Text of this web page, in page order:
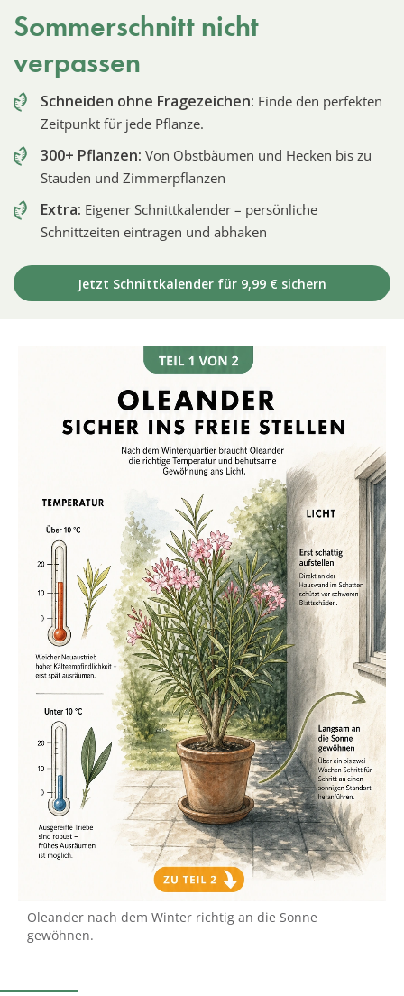
Sommerschnitt nicht
verpassen
Schneiden ohne Fragezeichen: Finde den perfekten
Zeitpunkt für jede Pflanze.
300+ Pflanzen: Von Obstbäumen und Hecken bis zu
Stauden und Zimmerpflanzen
Extra: Eigener Schnittkalender – persönliche
Schnittzeiten eintragen und abhaken
Jetzt Schnittkalender für 9,99 € sichern
Oleander nach dem Winter richtig an die Sonne
gewöhnen.